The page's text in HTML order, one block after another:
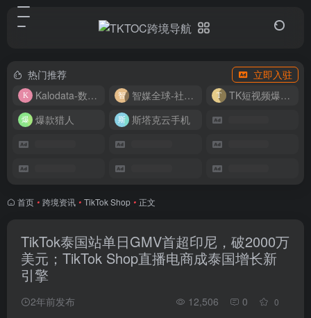
热门推荐
立即入驻
Kalodata-数据分析平台
智媒全球-社媒管理平台
TK短视频爆款复刻
爆款猎人
斯塔克云手机
首页 • 跨境资讯 • TikTok Shop • 正文
TikTok泰国站单日GMV首超印尼，破2000万
美元；TikTok Shop直播电商成泰国增长新
引擎
2年前发布 12,506 0 0